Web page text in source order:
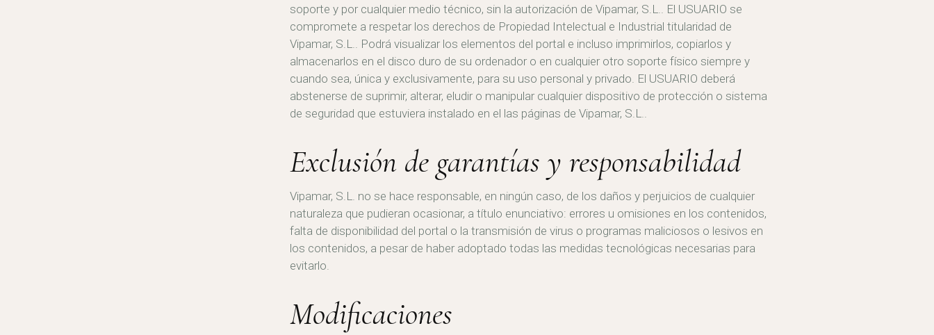
soporte y por cualquier medio técnico, sin la autorización de Vipamar, S.L.. El USUARIO se
compromete a respetar los derechos de Propiedad Intelectual e Industrial titularidad de
Vipamar, S.L.. Podrá visualizar los elementos del portal e incluso imprimirlos, copiarlos y
almacenarlos en el disco duro de su ordenador o en cualquier otro soporte físico siempre y
cuando sea, única y exclusivamente, para su uso personal y privado. El USUARIO deberá
abstenerse de suprimir, alterar, eludir o manipular cualquier dispositivo de protección o sistema
de seguridad que estuviera instalado en el las páginas de Vipamar, S.L..
Exclusión de garantías y responsabilidad
Vipamar, S.L. no se hace responsable, en ningún caso, de los daños y perjuicios de cualquier
naturaleza que pudieran ocasionar, a título enunciativo: errores u omisiones en los contenidos,
falta de disponibilidad del portal o la transmisión de virus o programas maliciosos o lesivos en
los contenidos, a pesar de haber adoptado todas las medidas tecnológicas necesarias para
evitarlo.
Modificaciones